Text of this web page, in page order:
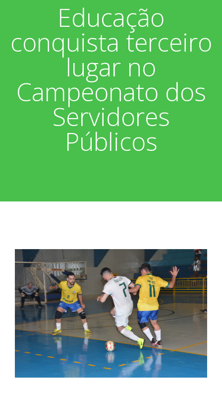
Notícias
Vídeos
Aniversariantes
Boletim Informativo
Extrato do Cartão ASP
Nossos Convênios
Sobre
Diretoria
Nossa História
Educação
conquista terceiro
lugar no
Campeonato dos
Servidores
Públicos